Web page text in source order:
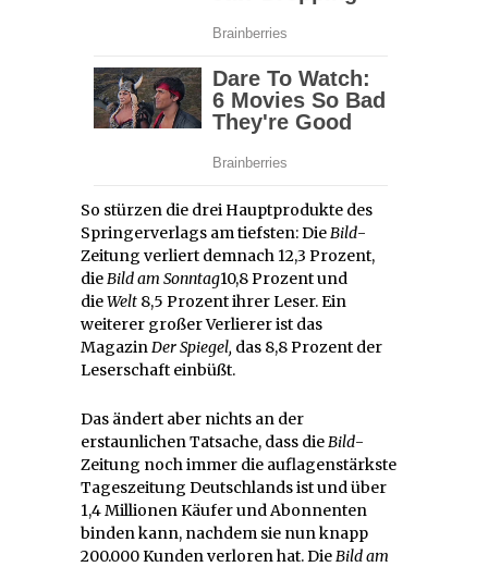
So stürzen die drei Hauptprodukte des
Springerverlags am tiefsten: DieBild-
Zeitung verliert demnach 12,3 Prozent,
dieBild am Sonntag10,8 Prozent und
dieWelt 8,5 Prozent ihrer Leser. Ein
weiterer großer Verlierer ist das
MagazinDer Spiegel, das 8,8 Prozent der
Leserschaft einbüßt.
Das ändert aber nichts an der
erstaunlichen Tatsache, dass dieBild-
Zeitung noch immer die auflagenstärkste
Tageszeitung Deutschlands ist und über
1,4 Millionen Käufer und Abonnenten
binden kann, nachdem sie nun knapp
200.000 Kunden verloren hat. DieBild am